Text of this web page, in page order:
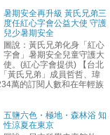
暑期安全再升級 黃氏兄弟三
度任紅心字會公益大使 守護
兒少暑期安全
圖說：黃氏兄弟化身「紅心
字會」暑期安全兒童守護大
使。(紅心字會提供) 【台北
黃氏兄弟」成員哲哲、瑋
萬的訂閱人數和在年輕族
五鹽六色・極地・森林浴 知
性涼夏在東京